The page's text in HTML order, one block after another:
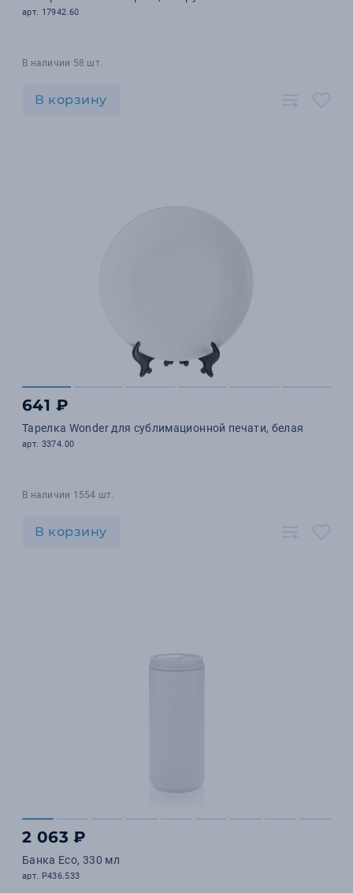
арт. 17942.60
В наличии 58 шт.
В корзину
641 ₽
Тарелка Wonder для сублимационной печати, белая
арт. 3374.00
В наличии 1554 шт.
В корзину
2 063 ₽
Банка Eco, 330 мл
арт. P436.533